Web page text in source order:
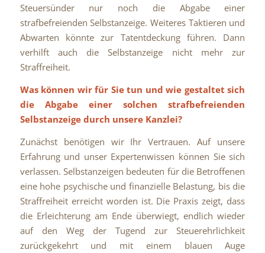
Steuersünder nur noch die Abgabe einer
strafbefreienden Selbstanzeige. Weiteres Taktieren und
Abwarten könnte zur Tatentdeckung führen. Dann
verhilft auch die Selbstanzeige nicht mehr zur
Straffreiheit.
Was können wir für Sie tun und wie gestaltet sich
die Abgabe einer solchen strafbefreienden
Selbstanzeige durch unsere Kanzlei?
Zunächst benötigen wir Ihr Vertrauen. Auf unsere
Erfahrung und unser Expertenwissen können Sie sich
verlassen. Selbstanzeigen bedeuten für die Betroffenen
eine hohe psychische und finanzielle Belastung, bis die
Straffreiheit erreicht worden ist. Die Praxis zeigt, dass
die Erleichterung am Ende überwiegt, endlich wieder
auf den Weg der Tugend zur Steuerehrlichkeit
zurückgekehrt und mit einem blauen Auge